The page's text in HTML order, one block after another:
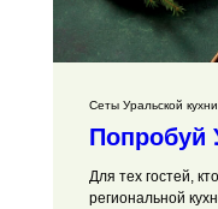
Сеты Уральской кухни
Попробуй
Для тех гостей,
региональной